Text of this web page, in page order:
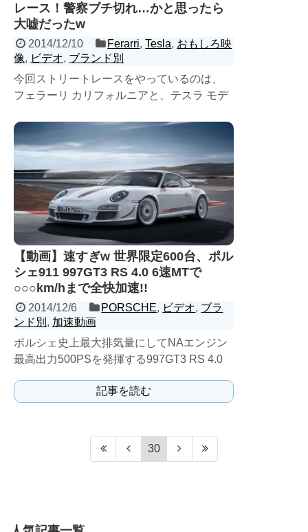
レース！警察ブチ切れ…かと思ったら
大嘘だったw
2014/12/10 Ferarri,Tesla, おもしろ映
像, ビデオ, ブランド別
今回ストリートレースをやっているのは、
フェラーリ カリフォルニアと、テスラ モデ
カーに、...
記事を読む
【動画】速すぎw 世界限定600台、ポル
シェ911 997GT3 RS 4.0 6速MTで
○○○km/hまで全快加速!!
2014/12/6 PORSCHE, ビデオ, ブラ
ンド別 , 加速動画
ポルシェ史上最大排気量にしてNAエンジン
最高出力500PSを発揮する997GT3 RS 4.0
記事を読む
30